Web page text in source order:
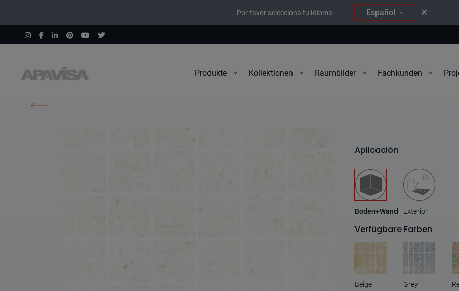
Por favor selecciona tu idioma: Español
Produkte Kollektionen Raumbilder Fachkunden
Aplicación
Boden+Wand Exterior
Verfügbare Farben
Beige Grey